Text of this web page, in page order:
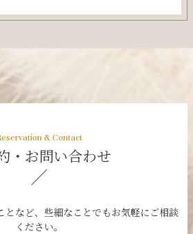
・お問い合わせ
となど、些細なことでもお気軽にご相談
ください。